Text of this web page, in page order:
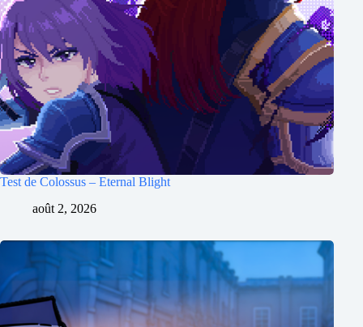
Test de Colossus – Eternal Blight
août 2, 2026